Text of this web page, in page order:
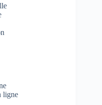
ligne